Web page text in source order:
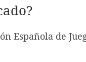
Española de